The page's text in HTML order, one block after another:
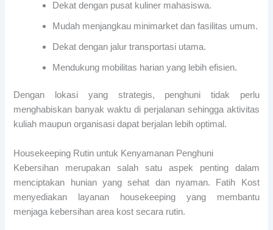
Dekat dengan pusat kuliner mahasiswa.
Mudah menjangkau minimarket dan fasilitas umum.
Dekat dengan jalur transportasi utama.
Mendukung mobilitas harian yang lebih efisien.
Dengan lokasi yang strategis, penghuni tidak perlu
menghabiskan banyak waktu di perjalanan sehingga aktivitas
kuliah maupun organisasi dapat berjalan lebih optimal.
Housekeeping Rutin untuk Kenyamanan Penghuni
Kebersihan merupakan salah satu aspek penting dalam
menciptakan hunian yang sehat dan nyaman. Fatih Kost
menyediakan layanan housekeeping yang membantu
menjaga kebersihan area kost secara rutin.